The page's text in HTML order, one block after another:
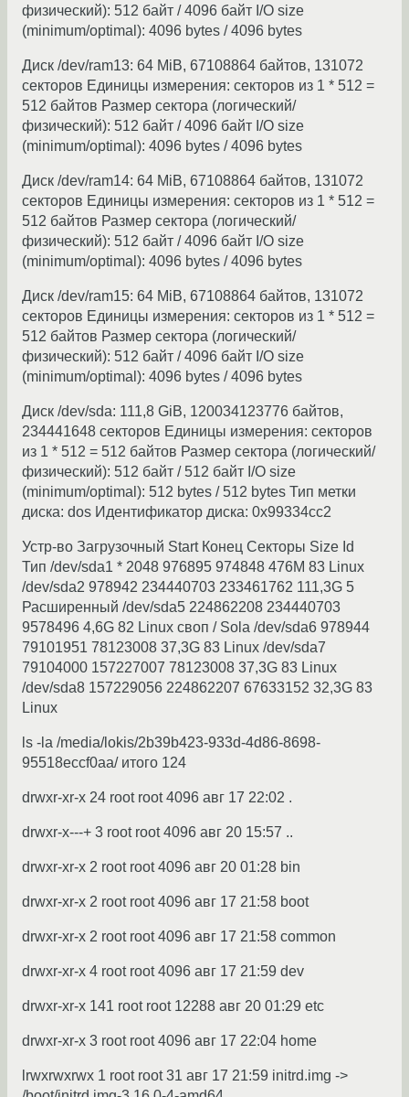
физический): 512 байт / 4096 байт I/O size
(minimum/optimal): 4096 bytes / 4096 bytes
Диск /dev/ram13: 64 MiB, 67108864 байтов, 131072
секторов Единицы измерения: секторов из 1 * 512 =
512 байтов Размер сектора (логический/
физический): 512 байт / 4096 байт I/O size
(minimum/optimal): 4096 bytes / 4096 bytes
Диск /dev/ram14: 64 MiB, 67108864 байтов, 131072
секторов Единицы измерения: секторов из 1 * 512 =
512 байтов Размер сектора (логический/
физический): 512 байт / 4096 байт I/O size
(minimum/optimal): 4096 bytes / 4096 bytes
Диск /dev/ram15: 64 MiB, 67108864 байтов, 131072
секторов Единицы измерения: секторов из 1 * 512 =
512 байтов Размер сектора (логический/
физический): 512 байт / 4096 байт I/O size
(minimum/optimal): 4096 bytes / 4096 bytes
Диск /dev/sda: 111,8 GiB, 120034123776 байтов,
234441648 секторов Единицы измерения: секторов
из 1 * 512 = 512 байтов Размер сектора (логический/
физический): 512 байт / 512 байт I/O size
(minimum/optimal): 512 bytes / 512 bytes Тип метки
диска: dos Идентификатор диска: 0x99334cc2
Устр-во Загрузочный Start Конец Секторы Size Id
Тип /dev/sda1 * 2048 976895 974848 476M 83 Linux
/dev/sda2 978942 234440703 233461762 111,3G 5
Расширенный /dev/sda5 224862208 234440703
9578496 4,6G 82 Linux своп / Sola /dev/sda6 978944
79101951 78123008 37,3G 83 Linux /dev/sda7
79104000 157227007 78123008 37,3G 83 Linux
/dev/sda8 157229056 224862207 67633152 32,3G 83
Linux
ls -la /media/lokis/2b39b423-933d-4d86-8698-
95518eccf0aa/ итого 124
drwxr-xr-x 24 root root 4096 авг 17 22:02 .
drwxr-x---+ 3 root root 4096 авг 20 15:57 ..
drwxr-xr-x 2 root root 4096 авг 20 01:28 bin
drwxr-xr-x 2 root root 4096 авг 17 21:58 boot
drwxr-xr-x 2 root root 4096 авг 17 21:58 common
drwxr-xr-x 4 root root 4096 авг 17 21:59 dev
drwxr-xr-x 141 root root 12288 авг 20 01:29 etc
drwxr-xr-x 3 root root 4096 авг 17 22:04 home
lrwxrwxrwx 1 root root 31 авг 17 21:59 initrd.img ->